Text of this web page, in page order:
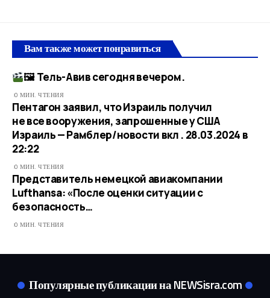
Вам также может понравиться
🖼 Тель-Авив сегодня вечером.
0 МИН. ЧТЕНИЯ
Пентагон заявил, что Израиль получил
не все вооружения, запрошенные у США
Израиль — Рамблер/новости вкл . 28.03.2024 в
22:22
0 МИН. ЧТЕНИЯ
Представитель немецкой авиакомпании
Lufthansa: «После оценки ситуации с
безопасность…
0 МИН. ЧТЕНИЯ
Популярные публикации на NEWSisra.com